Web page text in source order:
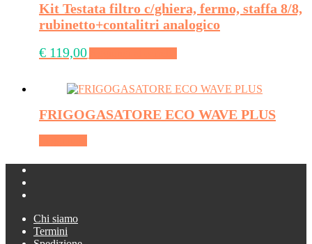
Kit Testata filtro c/ghiera, fermo, staffa 8/8,
rubinetto+contalitri analogico
€ 119,00
FRIGOGASATORE ECO WAVE PLUS
Chi siamo
Termini